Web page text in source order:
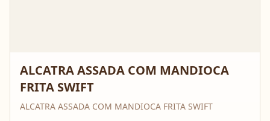
ALCATRA ASSADA COM MANDIOCA
FRITA SWIFT
ALCATRA ASSADA COM MANDIOCA FRITA SWIFT